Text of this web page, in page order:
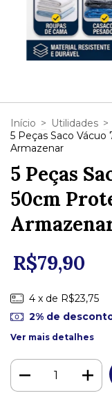
Início > Utilidades >
5 Peças Saco
Armazenar
5 Peças
50cm
R$79,90
4 x de R$23,75
2% de
Ver mais detalhes